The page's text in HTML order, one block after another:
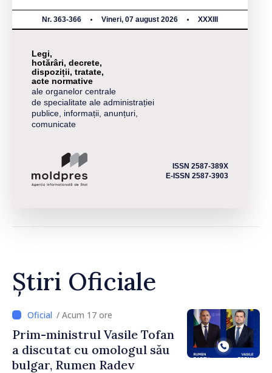
Nr. 363-366 Vineri, 07 august 2026 XXXIII
Legi,
hotărâri, decrete,
dispoziții, tratate,
acte normative
ale organelor centrale
de specialitate ale administrației
publice, informații, anunțuri,
comunicate
ISSN 2587-389X
E-ISSN 2587-3903
Știri Oficiale
/ Acum 17 ore
Prim-ministrul Vasile Tofan
a discutat cu omologul său
bulgar, Rumen Radev